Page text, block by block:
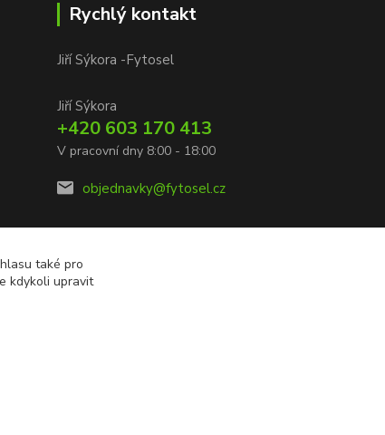
Rychlý kontakt
Jiří Sýkora -Fytosel
Jiří Sýkora
+420 603 170 413
V pracovní dny 8:00 - 18:00
objednavky@fytosel.cz
také pro
kdykoli upravit